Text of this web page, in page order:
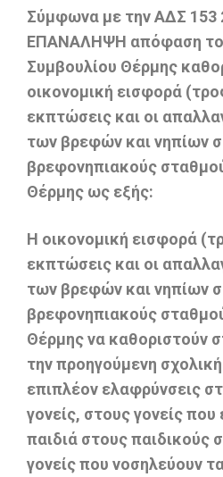
Σύμφωνα με την ΑΔΣ 153
ΕΠΑΝΑΛΗΨΗ απόφαση
Συμβουλίου Θέρμης
οικονομική εισφορά
εκπτώσεις και οι
των βρεφών και νηπίων
βρεφονηπιακούς
Θέρμης ως εξής:
Η οικονομική εισφορά
εκπτώσεις και οι
των βρεφών και νηπίων
βρεφονηπιακούς
Θέρμης να καθοριστούν
την προηγούμενη
επιπλέον ελαφρύνσεις
γονείς, στους γονείς
παιδιά στους παιδικούς
γονείς που νοσηλεύουν